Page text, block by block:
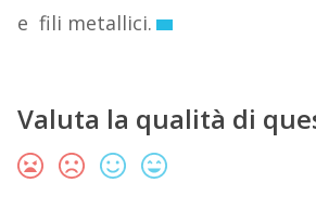
e fili metallici.
Valuta la qualità di